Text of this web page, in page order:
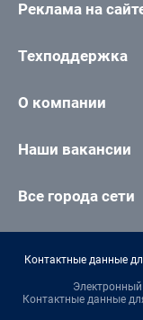
Реклама на
Техподдержка
О компании
Наши вакансии
Все города сети
Контактные данные
Контактные данные